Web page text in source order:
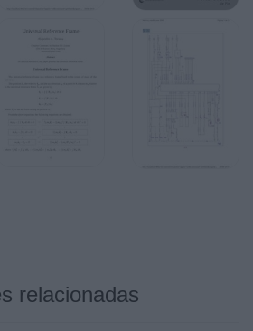
relacionadas